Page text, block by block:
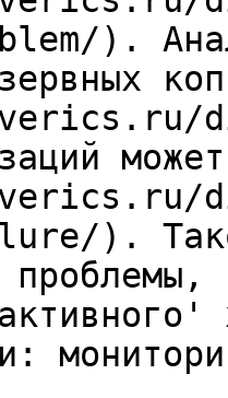
).
).
проблемы,